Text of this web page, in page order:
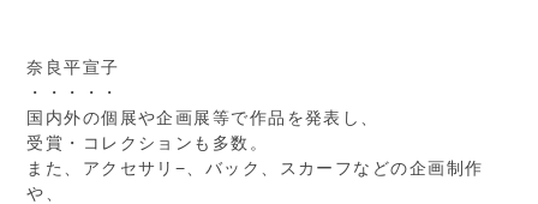
奈良平宣子
・・・・・
国内外の個展や企画展等で作品を発表し、
受賞・コレクションも多数。
また、アクセサリ−、バック、スカーフなどの企画制作
や、